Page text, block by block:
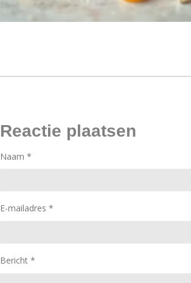
Reactie plaatsen
Naam *
E-mailadres *
Bericht *